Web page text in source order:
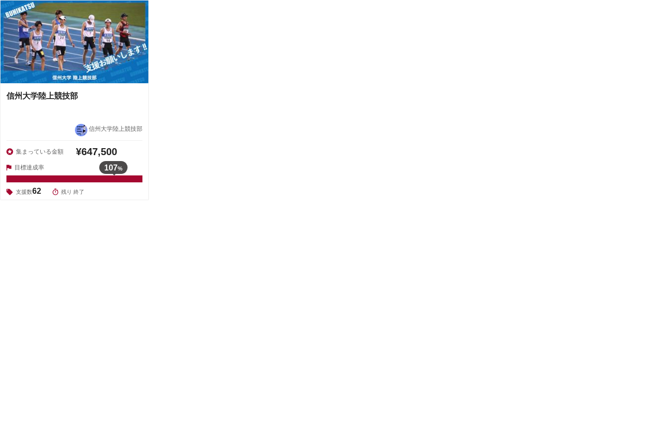
信州大学陸上競技部
信州大学陸上競技部
集まっている金額 ¥647,500
目標達成率 107%
支援数62 残り 終了